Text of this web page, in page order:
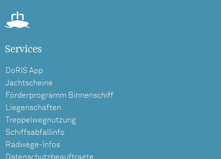
Services
DoRIS App
Jachtscheine
Förderprogramm Binnenschiff
Liegenschaften
Treppelwegnutzung
Schiffsabfallinfo
Radwege-Infos
Datenschutzbeauftragte